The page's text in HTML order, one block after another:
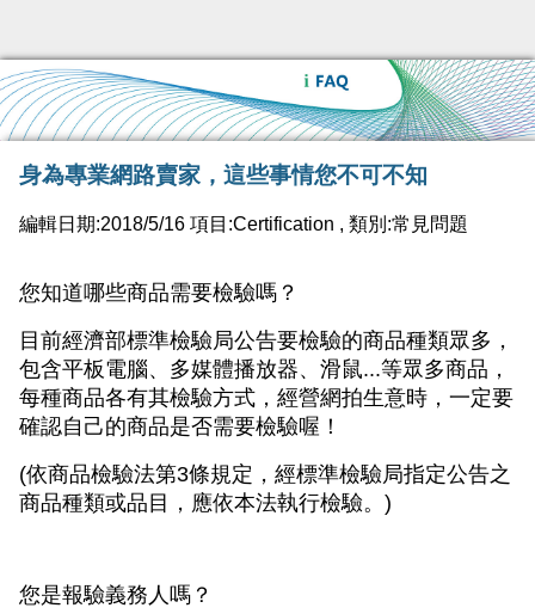
身為專業網路賣家，這些事情您不可不知
編輯日期:2018/5/16 項目:Certification , 類別:常見問題
您知道哪些商品需要檢驗嗎？
目前經濟部標準檢驗局公告要檢驗的商品種類眾多，
包含平板電腦、多媒體播放器、滑鼠...等眾多商品，
每種商品各有其檢驗方式，經營網拍生意時，一定要
確認自己的商品是否需要檢驗喔！
(依商品檢驗法第3條規定，經標準檢驗局指定公告之
商品種類或品目，應依本法執行檢驗。)
您是報驗義務人嗎？